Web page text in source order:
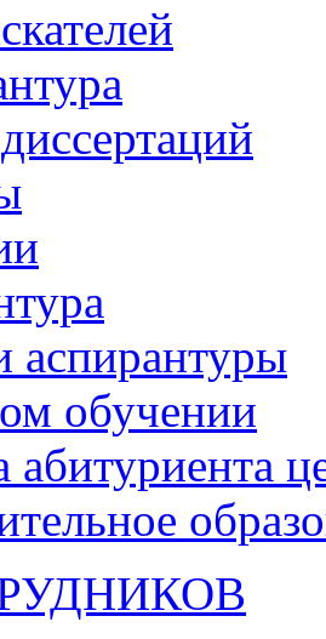
аспирантуры
обучении
абитуриента